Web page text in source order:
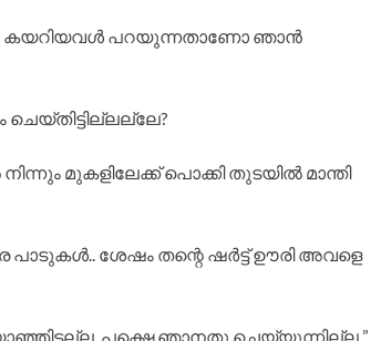
കയറിയവൾ പറയുന്നതാണോ ഞാൻ
ചെയ്തിട്ടില്ലല്ലേ?
നിന്നും മുകളിലേക്ക് പൊക്കി തുടയിൽ മാന്തി
പാടുകൾ.. ശേഷം തന്റെ ഷർട്ട് ഊരി അവളെ
പക്ഷെ ഞാനതു ചെയ്യുന്നില്ല ”